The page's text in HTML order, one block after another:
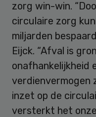
zorg win-win.
circulaire zorg
miljarden
Eijck. “Afval is
onafhankelijkheid
verdienvermogen
inzet op de
versterkt het